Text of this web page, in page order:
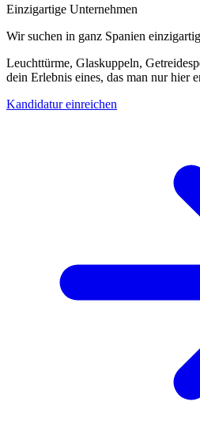
Einzigartige Unternehmen
Wir suchen in ganz Spanien
Leuchttürme, Glaskuppeln,
dein Erlebnis eines, das man nur hier
Kandidatur einreichen